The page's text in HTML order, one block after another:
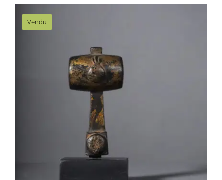
Vendu
AS020 Maedate pour casque kabuto –
Edo, Japon